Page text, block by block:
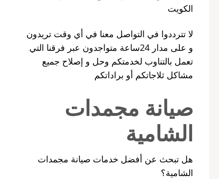
الكويت
لا تترددوا في التواصل معنا في أي وقت تريدون
و على مدار 24ساعة متواجدون عبر فرقنا التي
تعمل بالتناوب لخدمتكم وحل و إصلاح جميع
مشاكل ثلاجاتكم أو براداتكم
صيانة مجمدات
الشامية
هل تبحث عن أفضل خدمات صيانة مجمدات
الشامية؟